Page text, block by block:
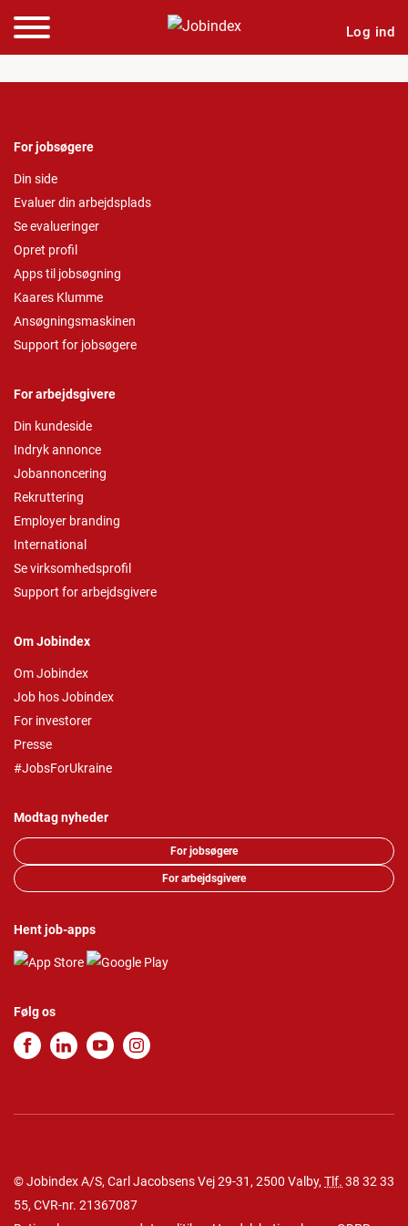
Log ind
For jobsøgere
Din side
Evaluer din arbejdsplads
Se evalueringer
Opret profil
Apps til jobsøgning
Kaares Klumme
Ansøgningsmaskinen
Support for jobsøgere
For arbejdsgivere
Din kundeside
Indryk annonce
Jobannoncering
Rekruttering
Employer branding
International
Se virksomhedsprofil
Support for arbejdsgivere
Om Jobindex
Om Jobindex
Job hos Jobindex
For investorer
Presse
#JobsForUkraine
Modtag nyheder
For jobsøgere
For arbejdsgivere
Hent job-apps
Følg os
© Jobindex A/S, Carl Jacobsens Vej 29-31, 2500 Valby, Tlf. 38 32 33
55, CVR-nr. 21367087